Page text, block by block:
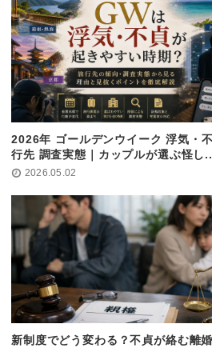
2026年 ゴールデンウイーク 浮気・
行先 調査実態｜カップルが選ぶ怪し
2026.05.02
新制度でどう変わる？不貞が絡む離